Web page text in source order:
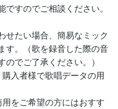
すのでご相談ください。
せたい場合、簡易なミック
す。（歌を録音した際の音
でご了承ください。）
入者様で歌唱データの用
をご希望の方にはおすす